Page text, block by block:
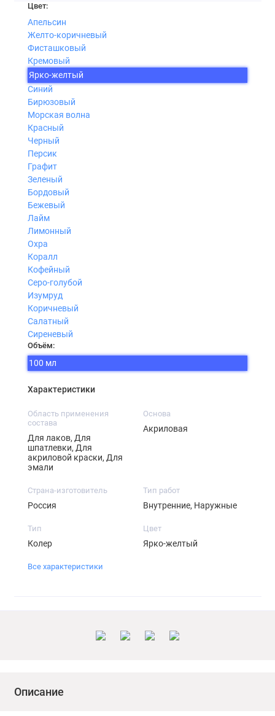
Цвет:
Апельсин
Желто-коричневый
Фисташковый
Кремовый
Ярко-желтый
Синий
Бирюзовый
Морская волна
Красный
Черный
Персик
Графит
Зеленый
Бордовый
Бежевый
Лайм
Лимонный
Охра
Коралл
Кофейный
Серо-голубой
Изумруд
Коричневый
Салатный
Сиреневый
Объём:
100 мл
Характеристики
Область применения
состава
Для лаков, Для
шпатлевки, Для
акриловой краски, Для
эмали
Основа
Акриловая
Страна-изготовитель
Россия
Тип работ
Внутренние, Наружные
Тип
Колер
Цвет
Ярко-желтый
Все характеристики
Описание